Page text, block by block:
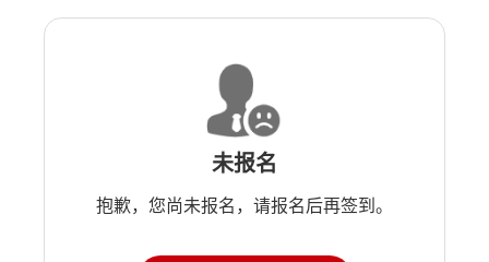
未报名
抱歉，您尚未报名，请报名后再签到。